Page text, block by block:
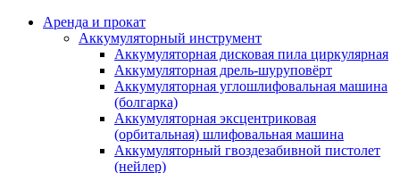
Аренда и прокат
Аккумуляторный инструмент
Аккумуляторная дисковая пила циркулярная
Аккумуляторная дрель-шуруповёрт
Аккумуляторная углошлифовальная машина
(болгарка)
Аккумуляторная эксцентриковая
(орбитальная) шлифовальная машина
Аккумуляторный гвоздезабивной пистолет
(нейлер)